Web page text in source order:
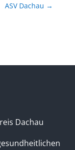
ASV Dachau →
Dachau